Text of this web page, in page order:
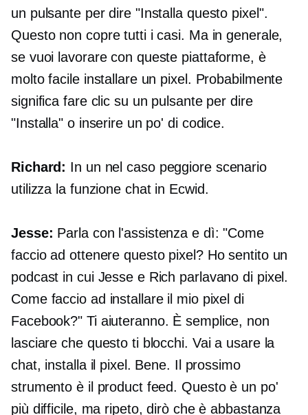
un pulsante per dire "Installa questo pixel".
Questo non copre tutti i casi. Ma in generale,
se vuoi lavorare con queste piattaforme, è
molto facile installare un pixel. Probabilmente
significa fare clic su un pulsante per dire
"Installa" o inserire un po' di codice.
Richard: In un nel caso peggiorescenario
utilizza la funzione chat in Ecwid.
Jesse: Parla con l'assistenza e dì: "Come
faccio ad ottenere questo pixel? Ho sentito un
podcast in cui Jesse e Rich parlavano di pixel.
Come faccio ad installare il mio pixel di
Facebook?" Ti aiuteranno. È semplice, non
lasciare che questo ti blocchi. Vai a usare la
chat, installa il pixel. Bene. Il prossimo
strumento è il product feed. Questo è un po'
più difficile, ma ripeto, dirò che è abbastanza